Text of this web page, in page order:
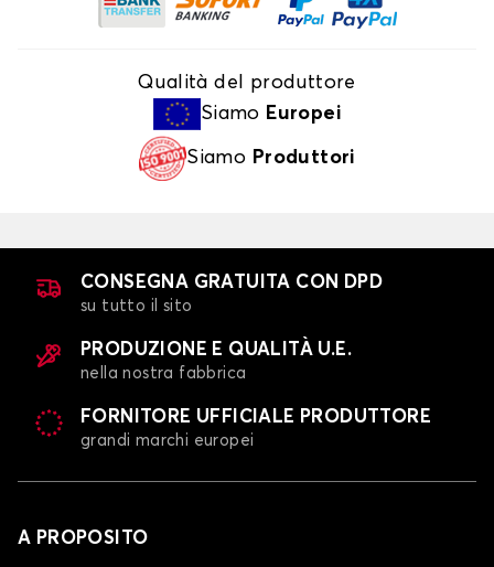
Qualità del produttore
Siamo Europei
Siamo Produttori
CONSEGNA GRATUITA CON DPD
su tutto il sito
PRODUZIONE E QUALITÀ U.E.
nella nostra fabbrica
FORNITORE UFFICIALE PRODUTTORE
grandi marchi europei
A PROPOSITO